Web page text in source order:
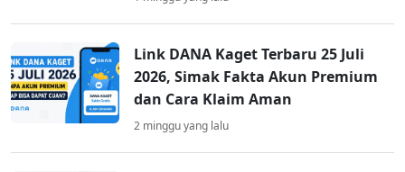
Link DANA Kaget Terbaru 25 Juli
2026, Simak Fakta Akun Premium
dan Cara Klaim Aman
2 minggu yang lalu